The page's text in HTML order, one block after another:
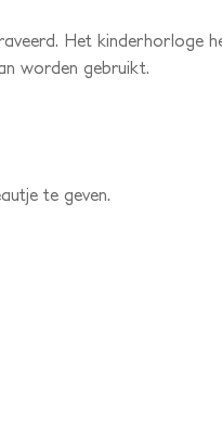
Het kinderhorloge
worden gebruikt.
te geven.